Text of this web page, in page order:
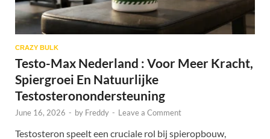
CRAZY BULK
Testo-Max Nederland : Voor Meer Kracht,
Spiergroei En Natuurlijke
Testosteronondersteuning
June 16, 2026 - by Freddy - Leave a Comment
Testosteron speelt een cruciale rol bij spieropbouw,